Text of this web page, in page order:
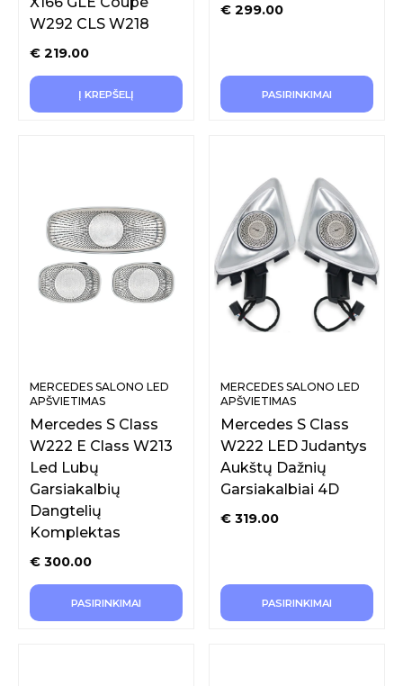
W292 CLS W218
€ 219.00
Į KREPŠELĮ
€ 299.00
PASIRINKIMAI
MERCEDES SALONO LED
APŠVIETIMAS
Mercedes S Class
W222 E Class W213
Led Lubų
Garsiakalbių
Dangtelių
Komplektas
€ 300.00
PASIRINKIMAI
MERCEDES SALONO LED
APŠVIETIMAS
Mercedes S Class
W222 LED Judantys
Aukštų Dažnių
Garsiakalbiai 4D
€ 319.00
PASIRINKIMAI